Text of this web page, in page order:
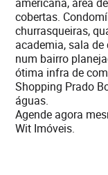
cobertas.
churrasqueiras,
academia, sala
num bairro
ótima infra de
Shopping Prado
águas.
Agende agora
Wit Imóveis.